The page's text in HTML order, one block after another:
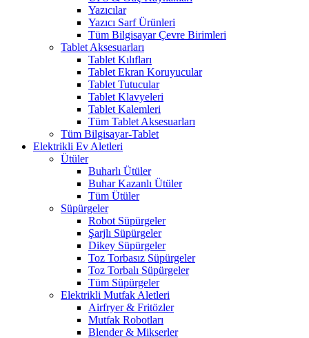
Yazıcılar
Yazıcı Sarf Ürünleri
Tüm Bilgisayar Çevre Birimleri
Tablet Aksesuarları
Tablet Kılıfları
Tablet Ekran Koruyucular
Tablet Tutucular
Tablet Klavyeleri
Tablet Kalemleri
Tüm Tablet Aksesuarları
Tüm Bilgisayar-Tablet
Elektrikli Ev Aletleri
Ütüler
Buharlı Ütüler
Buhar Kazanlı Ütüler
Tüm Ütüler
Süpürgeler
Robot Süpürgeler
Şarjlı Süpürgeler
Dikey Süpürgeler
Toz Torbasız Süpürgeler
Toz Torbalı Süpürgeler
Tüm Süpürgeler
Elektrikli Mutfak Aletleri
Airfryer & Fritözler
Mutfak Robotları
Blender & Mikserler